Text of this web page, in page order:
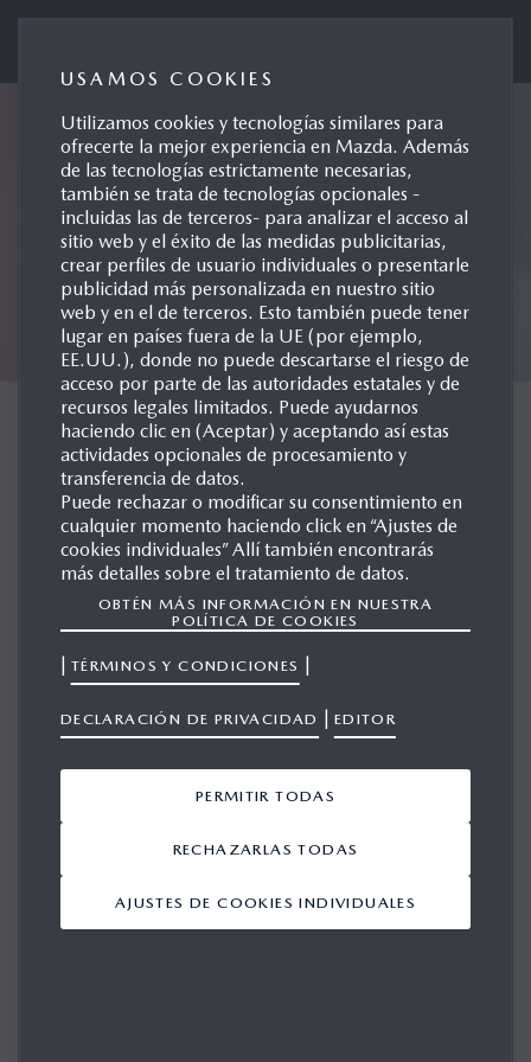
CONCEPT CARS
MAZDA WASHU 2003
GALERÍA
USAMOS COOKIES
Utilizamos cookies y tecnologías similares para
ofrecerte la mejor experiencia en Mazda. Además
de las tecnologías estrictamente necesarias,
también se trata de tecnologías opcionales -
incluidas las de terceros- para analizar el acceso al
sitio web y el éxito de las medidas publicitarias,
crear perfiles de usuario individuales o presentarle
publicidad más personalizada en nuestro sitio
web y en el de terceros. Esto también puede tener
lugar en países fuera de la UE (por ejemplo,
EE.UU.), donde no puede descartarse el riesgo de
acceso por parte de las autoridades estatales y de
recursos legales limitados. Puede ayudarnos
haciendo clic en (Aceptar) y aceptando así estas
actividades opcionales de procesamiento y
transferencia de datos.
Puede rechazar o modificar su consentimiento en
cualquier momento haciendo click en “Ajustes de
cookies individuales” Allí también encontrarás
más detalles sobre el tratamiento de datos.
OBTÉN MÁS INFORMACIÓN EN NUESTRA
POLÍTICA DE COOKIES
| TÉRMINOS Y CONDICIONES |
DECLARACIÓN DE PRIVACIDAD | EDITOR
AJUSTES DE COOKIES INDIVIDUALES
RECHAZARLAS TODAS
PERMITIR TODAS